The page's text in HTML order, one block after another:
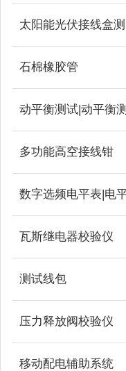
石棉橡胶管
多功能高空接线钳
瓦斯继电器校验仪
测试线包
压力释放阀校验仪
移动配电辅助系统